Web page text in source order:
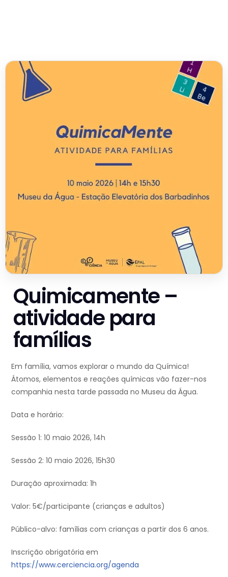
Quimicamente –
atividade para
famílias
Em família, vamos explorar o mundo da Química!
Átomos, elementos e reações químicas vão fazer-nos
companhia nesta tarde passada no Museu da Água.
Data e horário:
Sessão 1: 10 maio 2026, 14h
Sessão 2: 10 maio 2026, 15h30
Duração aproximada: 1h
Valor: 5€/participante (crianças e adultos)
Público-alvo: famílias com crianças a partir dos 6 anos.
Inscrição obrigatória em
https://www.cerciencia.org/agenda